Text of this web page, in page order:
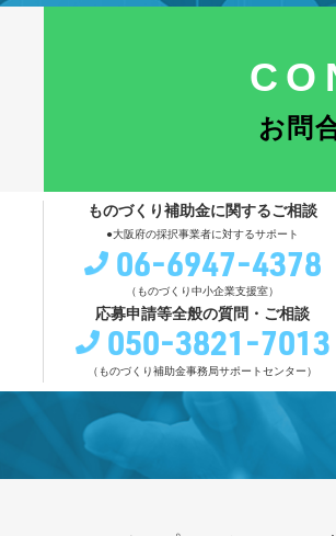
お問
ものづくり補助金に関するご相談
●大阪府の採択事業者に対するサポート
06-6947-4378
（ものづくり中小企業支援室）
応募申請等全般の質問・ご相談
050-3821-7013
（ものづくり補助金事務局サポートセンター）